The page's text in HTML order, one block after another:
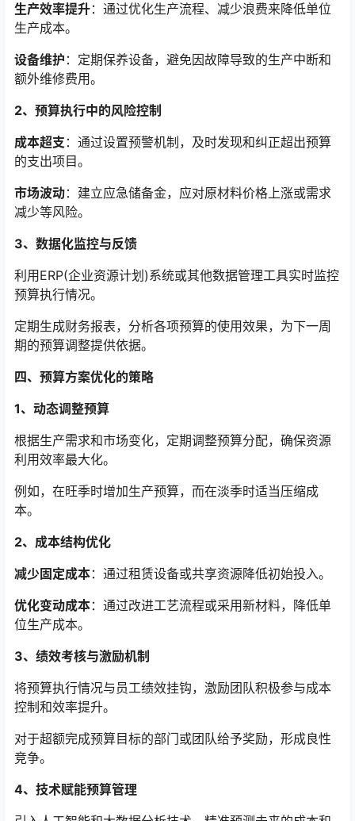
生产效率提升：通过优化生产流程、减少浪费来降低单位
生产成本。
设备维护 ：定期保养设备，避免因故障导致的生产中断和
额外维修费用。
2、预算执行中的风险控制
成本超支：通过设置预警机制，及时发现和纠正超出预算
的支出项目。
市场波动：建立应急储备金，应对原材料价格上涨或需求
减少等风险。
3、数据化监控与反馈
利用ERP(企业资源计划)系统或其他数据管理工具实时监控
预算执行情况。
定期生成财务报表，分析各项预算的使用效果，为下一周
期的预算调整提供依据。
四、预算方案优化的策略
1、动态调整预算
根据生产需求和市场变化，定期调整预算分配，确保资源
利用效率最大化。
例如，在旺季时增加生产预算，而在淡季时适当压缩成
本。
2、成本结构优化
减少固定成本：通过租赁设备或共享资源降低初始投入。
优化变动成本：通过改进工艺流程或采用新材料，降低单
位生产成本。
3、绩效考核与激励机制
将预算执行情况与员工绩效挂钩，激励团队积极参与成本
控制和效率提升。
对于超额完成预算目标的部门或团队给予奖励，形成良性
竞争。
4、技术赋能预算管理